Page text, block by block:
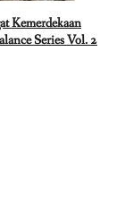
Kemerdekaan
Series Vol. 2